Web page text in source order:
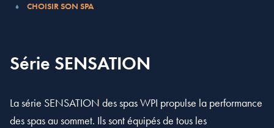
CHOISIR SON SPA
Série SENSATION
La série SENSATION des spas WPI propulse la performance
des spas au sommet. Ils sont équipés de tous les